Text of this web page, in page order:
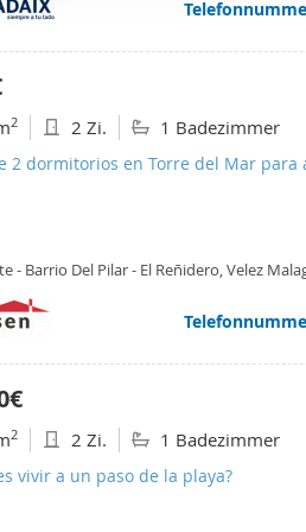
se usan para personalizar el
el tráfico. Además, compartimos
de redes sociales, publicidad
que les haya proporcionado o
2 2 Zi. 1 Badezimmer
2 dormitorios en Torre del Mar
- Barrio Del Pilar - El Reñidero, Velez
2 2 Zi. 1 Badezimmer
vivir a un paso de la playa?